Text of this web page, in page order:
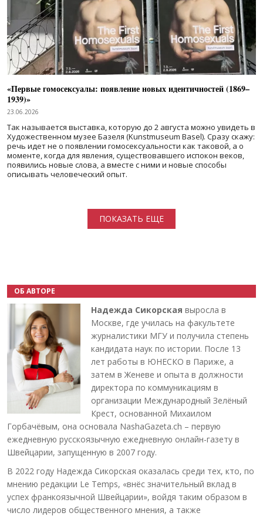
«Первые гомосексуалы: появление новых идентичностей (1869–
1939)»
23.06.2026
Так называется выставка, которую до 2 августа можно увидеть в
Художественном музее Базеля (Kunstmuseum Basel). Сразу скажу:
речь идет не о появлении гомосексуальности как таковой, а о
моменте, когда для явления, существовавшего испокон веков,
появились новые слова, а вместе с ними и новые способы
описывать человеческий опыт.
ПОКАЗАТЬ ЕЩЕ
ОБ АВТОРЕ
Надежда Сикорская выросла в
Москве, где училась на факультете
журналистики МГУ и получила степень
кандидата наук по истории. После 13
лет работы в ЮНЕСКО в Париже, а
затем в Женеве и опыта в должности
директора по коммуникациям в
организации Международный Зелёный
Крест, основанной Михаилом
Горбачёвым, она основала NashaGazeta.ch – первую
ежедневную русскоязычную ежедневную онлайн-газету в
Швейцарии, запущенную в 2007 году.
В 2022 году Надежда Сикорская оказалась среди тех, кто, по
мнению редакции Le Temps, «внёс значительный вклад в
успех франкоязычной Швейцарии», войдя таким образом в
число лидеров общественного мнения, а также